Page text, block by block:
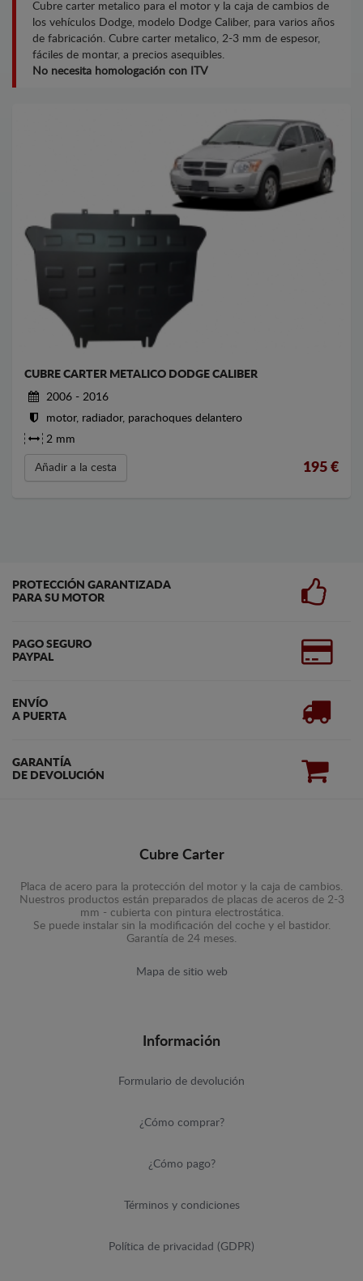
Cubre carter metalico para el motor y la caja de cambios de
los vehículos Dodge, modelo Dodge Caliber, para varios años
de fabricación. Cubre carter metalico, 2-3 mm de espesor,
fáciles de montar, a precios asequibles.
No necesita homologación con ITV
CUBRE CARTER METALICO DODGE CALIBER
2006 - 2016
motor, radiador, parachoques delantero
2 mm
Añadir a la cesta 195 €
PROTECCIÓN GARANTIZADA
PARA SU MOTOR
PAGO SEGURO
PAYPAL
ENVÍO
A PUERTA
GARANTÍA
DE DEVOLUCIÓN
Cubre Carter
Placa de acero para la protección del motor y la caja de cambios.
Nuestros productos están preparados de placas de aceros de 2-3
mm - cubierta con pintura electrostática.
Se puede instalar sin la modificación del coche y el bastidor.
Garantía de 24 meses.
Mapa de sitio web
Información
Formulario de devolución
¿Cómo comprar?
¿Cómo pago?
Términos y condiciones
Política de privacidad (GDPR)